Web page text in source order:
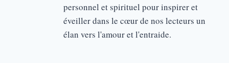
personnel et spirituel pour inspirer et
éveiller dans le cœur de nos lecteurs un
élan vers l'amour et l'entraide.